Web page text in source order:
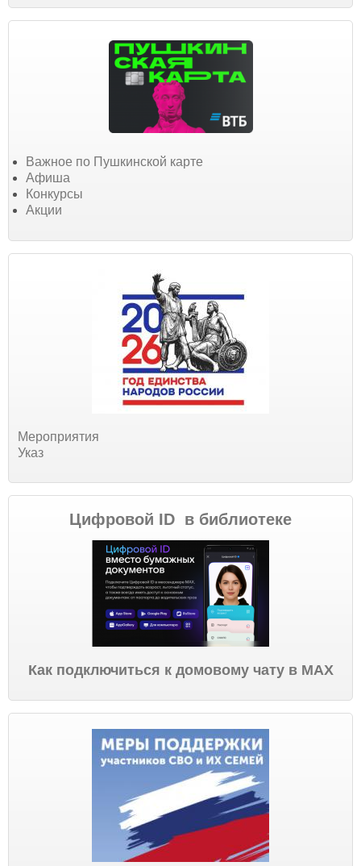
Важное по Пушкинской карте
Афиша
Конкурсы
Акции
Мероприятия
Указ
Цифровой ID в библиотеке
Как подключиться к домовому чату в МАХ